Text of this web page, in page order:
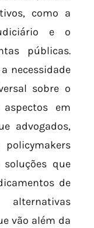
como a
e o
públicas.
necessidade
sobre o
em
advogados,
que
de
vão além da